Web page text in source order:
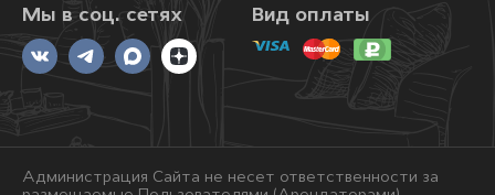
Мы в соц. сетях Вид оплаты
Администрация Сайта не несет ответственности за